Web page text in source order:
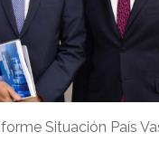
Situación País